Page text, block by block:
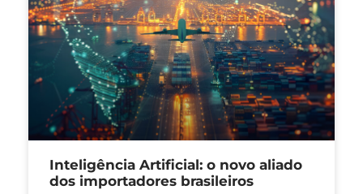
Inteligência Artificial: o novo aliado
dos importadores brasileiros